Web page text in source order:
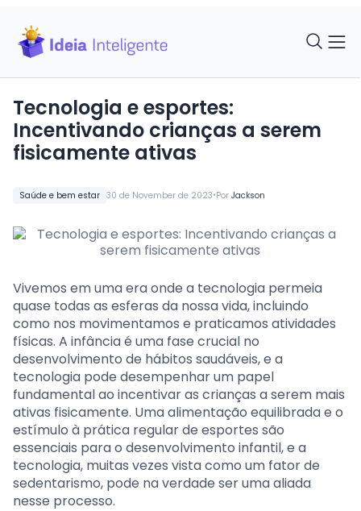
Saúde e bem estar 30 de November de 2023•Por Jackson
Tecnologia e esportes:
Incentivando crianças a serem
fisicamente ativas
Vivemos em uma era onde a tecnologia permeia
quase todas as esferas da nossa vida, incluindo
como nos movimentamos e praticamos atividades
físicas. A infância é uma fase crucial no
desenvolvimento de hábitos saudáveis, e a
tecnologia pode desempenhar um papel
fundamental ao incentivar as crianças a serem mais
ativas fisicamente. Uma alimentação equilibrada e o
estímulo à prática regular de esportes são
essenciais para o desenvolvimento infantil, e a
tecnologia, muitas vezes vista como um fator de
sedentarismo, pode na verdade ser uma aliada
nesse processo.